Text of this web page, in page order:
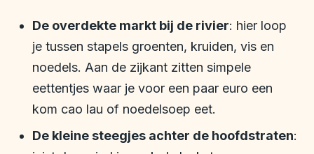
De overdekte markt bij de rivier: hier loop
je tussen stapels groenten, kruiden, vis en
noedels. Aan de zijkant zitten simpele
eettentjes waar je voor een paar euro een
kom cao lau of noedelsoep eet.
De kleine steegjes achter de hoofdstraten: